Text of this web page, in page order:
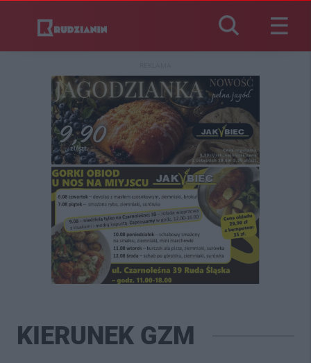
KIERUNEK GZM